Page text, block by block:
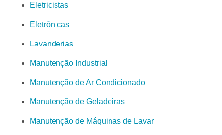
Eletricistas
Eletrônicas
Lavanderias
Manutenção Industrial
Manutenção de Ar Condicionado
Manutenção de Geladeiras
Manutenção de Máquinas de Lavar